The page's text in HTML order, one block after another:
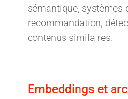
sémantique, systèmes
recommandation,
contenus similaires.
Embeddings et